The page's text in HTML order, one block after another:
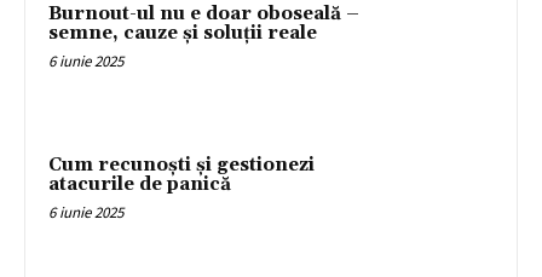
Burnout-ul nu e doar oboseală –
semne, cauze și soluții reale
6 iunie 2025
Cum recunoști și gestionezi
atacurile de panică
6 iunie 2025